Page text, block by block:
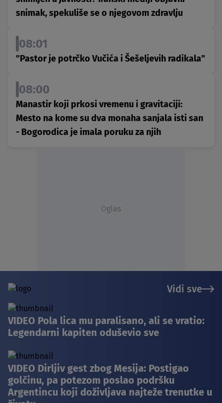
snimak, spekuliše se o njegovom zdravlju
08:01
"Pastor je potrčko Vučića i Šešeljevih radikala"
08:00
Manastir koji prkosi vremenu i gravitaciji:
Mesto na kome su dva monaha sanjala isti san
- Bogorodica je imala poruku za njih
Oglas
Vidi sve
VIDEO Pola lica mu paralisano, ali se vratio:
Legendarni kapiten oduševio sve
VIDEO Dirljiv gest zbog Mesija: Postigao
golčinu, pa potezom poslao podršku
Argentincu koji doživljava najteže trenutke u